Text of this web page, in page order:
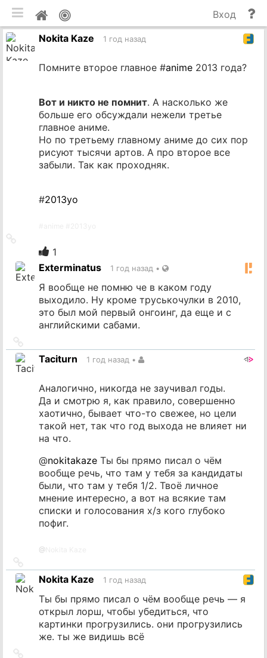
Мой
профиль
и
Вход
Nokita Kaze
1 год назад
Помните второе главное #anime 2013 года?
Вот и никто не помнит. А насколько же
больше его обсуждали нежели третье
главное аниме.
Но по третьему главному аниме до сих пор
рисуют тысячи артов. А про второе все
забыли. Так как проходняк.
#2013yo
источник
1
Exterminatus
1 год назад •
Я вообще не помню че в каком году
выходило. Ну кроме труськочулки в 2010,
это был мой первый онгоинг, да еще и с
английскими сабами.
на
источник
Taciturn 1 год назад •
Аналогично, никогда не заучивал годы.
Да и смотрю я, как правило, совершенно
хаотично, бывает что-то свежее, но цели
такой нет, так что год выхода не влияет ни
на что.
@nokitakaze Ты бы прямо писал о чём
вообще речь, что там у тебя за кандидаты
были, что там у тебя 1/2. Твоё личное
мнение интересно, а вот на всякие там
списки и голосования х/з кого глубоко
пофиг.
@
на
источник
Nokita Kaze 1 год назад
Ты бы прямо писал о чём вообще речь — я
открыл лорш, чтобы убедиться, что
картинки прогрузились. они прогрузились
же. ты же видишь всё
мобильная версия